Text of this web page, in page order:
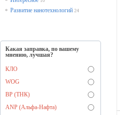
* Развитие нанотехнологий 24
Какая заправка, по вашему
мнению, лучшая?
КЛО
WOG
BP (ТНК)
ANP (Альфа-Нафта)